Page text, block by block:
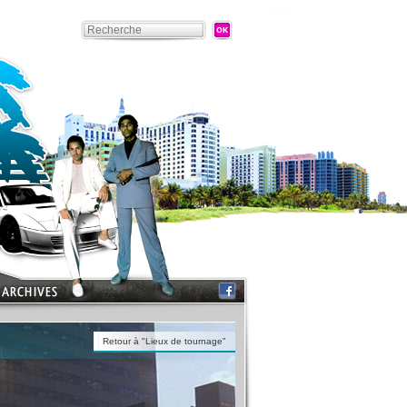
Retour à "Lieux de tournage"